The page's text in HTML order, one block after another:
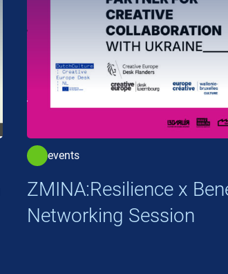
events
ZMINA:Resilience x
Networking Session